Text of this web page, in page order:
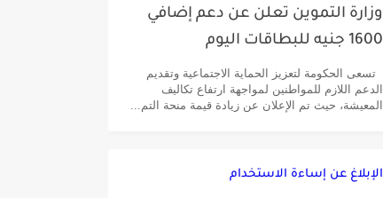
وزارة التموين تعلن عن دعم إضافي
1600 جنيه للبطاقات اليوم
تسعى الحكومة لتعزيز الحماية الاجتماعية وتقديم
الدعم اللازم للمواطنين لمواجهة ارتفاع تكاليف
المعيشة، حيث تم الإعلان عن زيادة قيمة منحة التم...
الإبلاغ عن إساءة الاستخدام